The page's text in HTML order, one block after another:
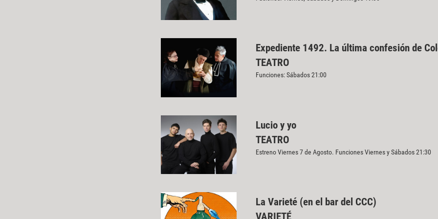
Expediente 1492. La última confesión de
TEATRO
Funciones: Sábados 21:00
Lucio y yo
TEATRO
Estreno Viernes 7 de Agosto. Funciones Viernes y Sábados 21:30
La Varieté (en el bar del CCC)
VARIETÉ